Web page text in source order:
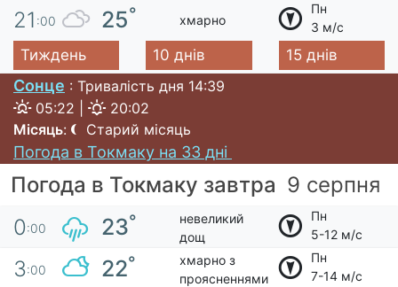
21 :00 25° хмарно
Пн
3 м/с
Тиждень 10 днів 15 днів
Сонце : Тривалість дня 14:39
05:22 |
20:02
Місяць: Старий місяць
Погода в Токмаку на 33 дні
Погода в Токмаку завтра 9 серпня
0:00 23°
невеликий
дощ
Пн
5-12 м/с
3:00 22°
хмарно з
проясненнями
Пн
7-14 м/с